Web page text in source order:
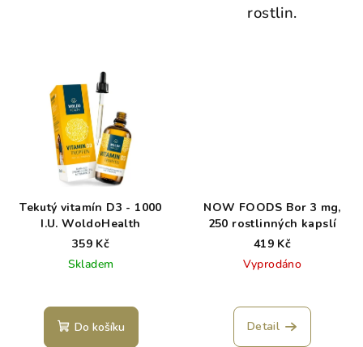
rostlin.
Tekutý vitamín D3 - 1000
I.U. WoldoHealth
359 Kč
Skladem
Do košíku
NOW FOODS Bor 3 mg,
250 rostlinných kapslí
419 Kč
Vyprodáno
Detail